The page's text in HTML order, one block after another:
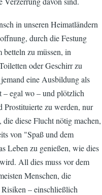
in unseren Heimatländern
durch die Festung
zu müssen, in
oder Geschirr zu
eine Ausbildung als
– egal wo – und plötzlich
Prostituierte zu werden, nur
diese Flucht nötig machen,
von "Spaß und dem
Leben zu genießen, wie dies
All dies muss vor dem
Menschen, die
– einschließlich